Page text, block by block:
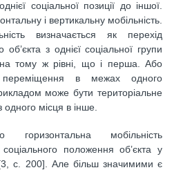
соціальної позиції до іншої.
і вертикальну мобільність.
визначається як перехід
об’єкта з однієї соціальної групи
тому ж рівні, що і перша. Або
в межах одного
може бути територіальне
місця в інше.
горизонтальна мобільність
соціального положення об’єкта у
[3, с. 200]. Але більш значимими є